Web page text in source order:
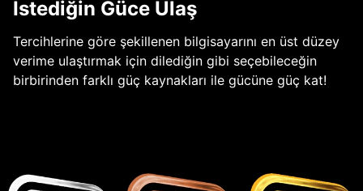
İstediğin Güce Ulaş
Tercihlerine göre şekillenen bilgisayarını en üst düzey
verime ulaştırmak için dilediğin gibi seçebileceğin
birbirinden farklı güç kaynakları ile gücüne güç kat!